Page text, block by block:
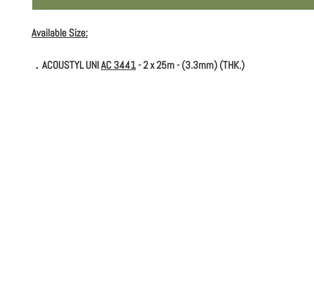
Available Size:
．ACOUSTYL UNIAC 3441- 2 x 25m - (3.3mm) (THK.)